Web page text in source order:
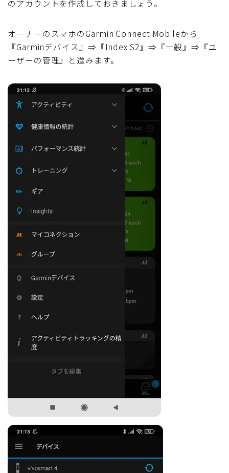
のアカウントを作成しておきましょう。
オーナーのスマホのGarmin Connect Mobileから
『Garminデバイス』⇒『Index S2』⇒『一般』⇒『ユ
ーザーの管理』と進みます。